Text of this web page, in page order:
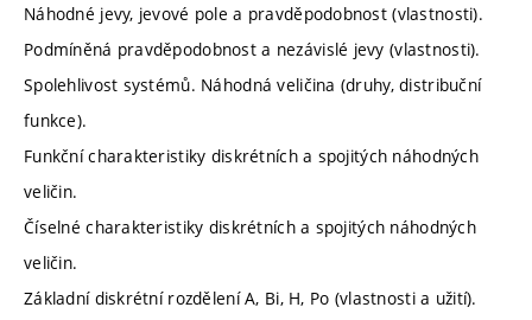
Náhodné jevy, jevové pole a pravděpodobnost (vlastnosti).
Podmíněná pravděpodobnost a nezávislé jevy (vlastnosti).
Spolehlivost systémů. Náhodná veličina (druhy, distribuční
funkce).
Funkční charakteristiky diskrétních a spojitých náhodných
veličin.
Číselné charakteristiky diskrétních a spojitých náhodných
veličin.
Základní diskrétní rozdělení A, Bi, H, Po (vlastnosti a užití).